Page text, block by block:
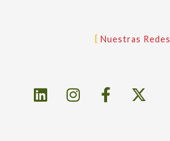
Nuestras Redes